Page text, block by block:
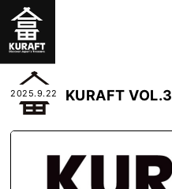
2025.9.22 KURAFT VOL.3